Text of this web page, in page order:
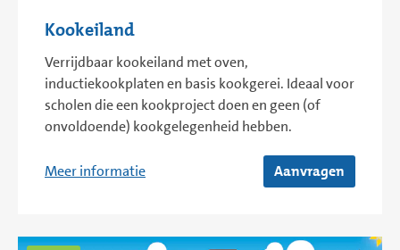
Kookeiland
Verrijdbaar kookeiland met oven,
inductiekookplaten en basis kookgerei. Ideaal voor
scholen die een kookproject doen en geen (of
onvoldoende) kookgelegenheid hebben.
Meer informatie Aanvragen